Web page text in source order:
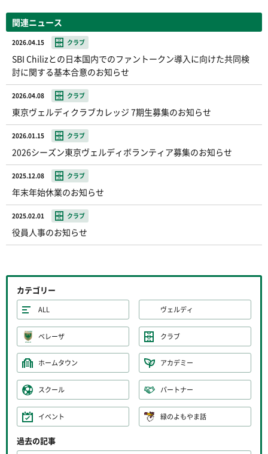
関連ニュース
2026.04.15 クラブ
SBI Chilizとの日本国内でのファントークン導入に向けた共同検
討に関する基本合意のお知らせ
2026.04.08 クラブ
東京ヴェルディクラブカレッジ 7期生募集のお知らせ
2026.01.15 クラブ
2026シーズン東京ヴェルディボランティア募集のお知らせ
2025.12.08 クラブ
年末年始休業のお知らせ
2025.02.01 クラブ
役員人事のお知らせ
カテゴリー
ALL ヴェルディ
ベレーザ クラブ
ホームタウン アカデミー
スクール パートナー
イベント 緑のよもやま話
過去の記事